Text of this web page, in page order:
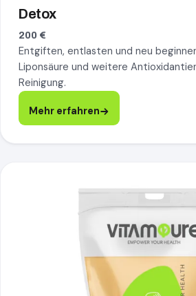
Detox
200 €
Entgiften, entlasten und neu
Liponsäure und weitere
Reinigung.
Mehr erfahren